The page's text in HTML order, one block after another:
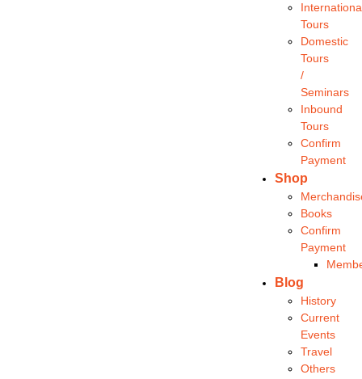
Tours
Domestic
Tours
/
Seminars
Inbound
Tours
Confirm
Payment
Shop
Books
Confirm
Payment
Blog
History
Current
Events
Travel
Others